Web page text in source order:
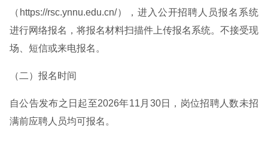
（https://rsc.ynnu.edu.cn/），进入公开招聘人员报名系统
进行网络报名，将报名材料扫描件上传报名系统。不接受现
场、短信或来电报名。
（二）报名时间
自公告发布之日起至2026年11月30日，岗位招聘人数未招
满前应聘人员均可报名。